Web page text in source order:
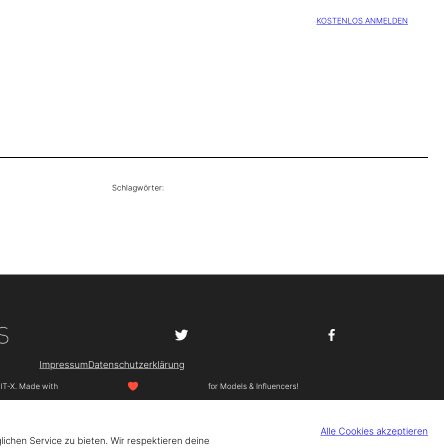
KOSTENLOS ANMELDEN
Schlagwörter:
ImpressumDatenschutzerklärung
X. Made with for Models & Influencers!
Service zu bieten. Wir respektieren deine
Alle Cookies akzeptieren